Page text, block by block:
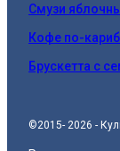
Смузи
Кофе по-
Брускетта с
©2015- 2026 -